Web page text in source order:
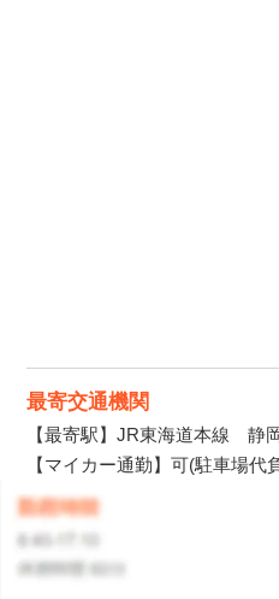
最寄交通機関
【最寄駅】JR東海道本線 静
【マイカー通勤】可(駐車場代